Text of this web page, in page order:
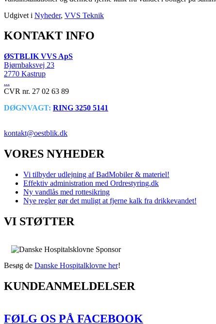
Udgivet i Nyheder, VVS Teknik
KONTAKT INFO
ØSTBLIK VVS ApS
Bjørnbaksvej 23
2770 Kastrup
...
CVR nr. 27 02 63 89
DØGNVAGT: RING 3250 5141
kontakt@oestblik.dk
VORES NYHEDER
Vi tilbyder udlejning af BadMobiler & materiel!
Effektiv administration med Ordrestyring.dk
Ny vandlås med rottesikring
Nye regler gør det muligt at fjerne kalk fra drikkevandet!
VI STØTTER
Besøg de Danske Hospitalklovne her!
KUNDEANMELDELSER
FØLG OS PÅ FACEBOOK